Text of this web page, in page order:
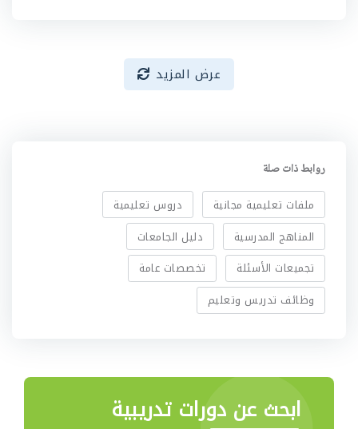
عرض المزيد
روابط ذات صلة
ملفات تعليمية مجانية
دروس تعليمية
المناهج المدرسية
دليل الجامعات
تجميعات الأسئلة
تخصصات عامة
وظائف تدريس وتعليم
ابحث عن دورات تدريبية